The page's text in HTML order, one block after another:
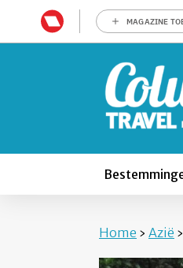
MAGAZINE
Home › Azië ›